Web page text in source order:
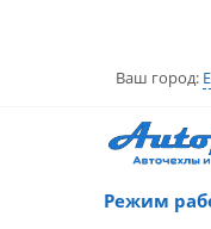
Ваш город:
Режим